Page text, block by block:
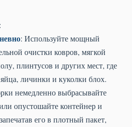
:
: Используйте мощный
очистки ковров, мягкой
плинтусов и других мест, где
личинки и куколки блох.
немедленно выбрасывайте
опустошайте контейнер и
его в плотный пакет,